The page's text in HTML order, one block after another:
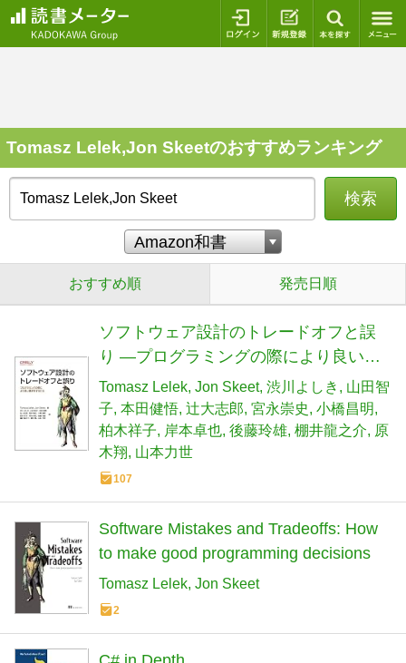
ログイン 新規登録
Tomasz Lelek,Jon Skeetのおすすめランキング
検索
おすすめ順 発売日順
ソフトウェア設計のトレードオフと誤
り ―プログラミングの際により良い選
択をするには
Tomasz Lelek Jon Skeet 渋川よしき
山田智
子 本田健悟 辻大志郎 宮永崇史 小橋昌明
柏木祥子
岸本卓也 後藤玲雄 棚井龍之介
原
木翔 山本力世
107
Software Mistakes and Tradeoffs: How
to make good programming decisions
Tomasz Lelek Jon Skeet
2